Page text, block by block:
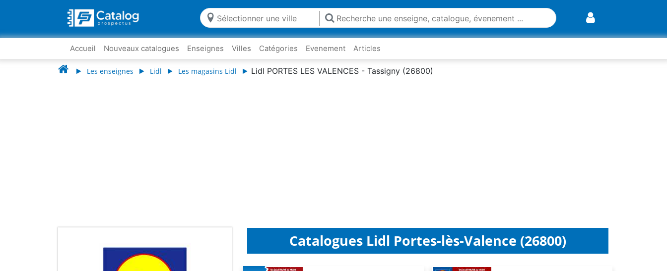
Accueil Nouveaux catalogues Enseignes Villes Catégories Evenement Articles
Les enseignes Lidl Les magasins Lidl Lidl PORTES LES VALENCES - Tassigny (26800)
Catalogues Lidl Portes-lès-Valence (26800)